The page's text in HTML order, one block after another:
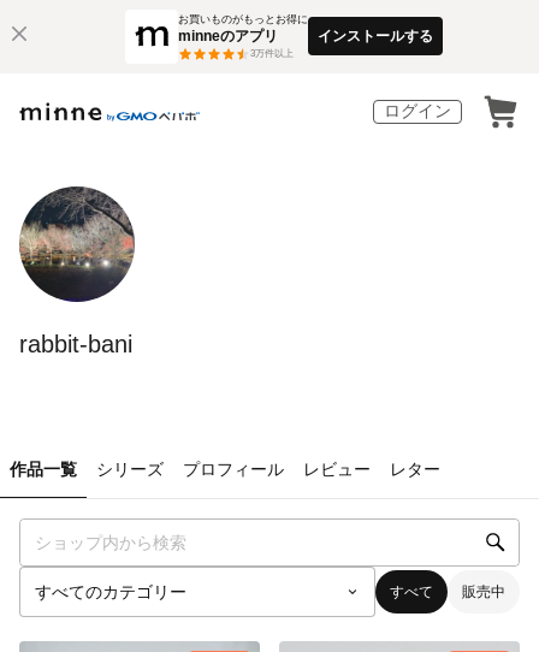
お買いものがもっとお得に
minneのアプリ
3万件以上
インストールする
ログイン
rabbit-bani
作品一覧 シリーズ プロフィール レビュー レター
すべて 販売中